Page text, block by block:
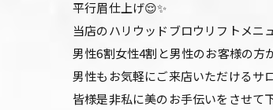
平行眉仕上げ😌✨
当店のハリウッドブロウリフトメニ
男性6割女性4割と男性のお客様の方
男性もお気軽にご来店いただけるサ
皆様是非私に美のお手伝いをさせて